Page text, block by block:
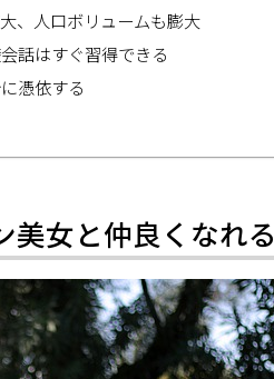
、人口ボリュームも膨大
話はすぐ習得できる
憑依する
女と仲良くなれる